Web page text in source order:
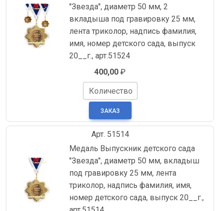
"Звезда", диаметр 50 мм, 2
вкладыша под гравировку 25 мм,
лента триколор, надпись фамилия,
имя, номер детского сада, выпуск
20__г., арт.51524
400,00 ₽
Количество
Арт. 51514
Медаль Выпускник детского сада
"Звезда", диаметр 50 мм, вкладыш
под гравировку 25 мм, лента
триколор, надпись фамилия, имя,
номер детского сада, выпуск 20__г.,